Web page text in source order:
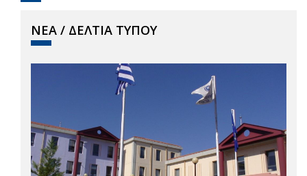
ΝΕΑ / ΔΕΛΤΙΑ ΤΥΠΟΥ